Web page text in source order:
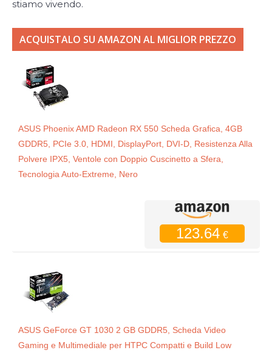
stiamo vivendo.
ACQUISTALO SU AMAZON AL MIGLIOR PREZZO
ASUS Phoenix AMD Radeon RX 550 Scheda Grafica, 4GB
GDDR5, PCIe 3.0, HDMI, DisplayPort, DVI-D, Resistenza Alla
Polvere IPX5, Ventole con Doppio Cuscinetto a Sfera,
Tecnologia Auto-Extreme, Nero
123.64 €
ASUS GeForce GT 1030 2 GB GDDR5, Scheda Video
Gaming e Multimediale per HTPC Compatti e Build Low